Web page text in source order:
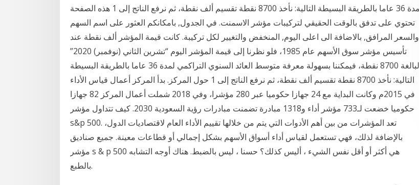
لمدة 36 عاما بالطريقة البسيطة التالية: نأخذ 8700 نقطة تقسيم ألف نقطة، ثم نرفع الناتج إلى 1 هذه الصفحة
تحتوي على تدفق بالوقت الحقيقي لتركيبات مؤشر الاسمنت. في الجدول, بامكانكم العثور على اسم السهم
والسعر المرافق, بالاضافة الى اعلى اليوم, المنخفض والتغيير لكل تركيبة. كانت قيمة المؤشر ألف نقطة عند
تأسيس مؤشر سوق الأسهم عام 1985، فلو نظرنا إلى قيمة المؤشر اليوم “تشرين الثاني (نوفمبر) 2020”
البالغة 8700 نقطة، فيمكننا بسهولة معرفة متوسط العائد السنوي التراكمي لمدة 36 عاما بالطريقة البسيطة
التالية: نأخذ 8700 نقطة تقسيم ألف نقطة، ثم نرفع الناتج إلى 1 حول المركز. بدأ المركز أعمال قياس الأداء
في 2015م وكانت البداية مع 24 جهازا حكوميا عبر 280 مؤشرا، وفي 2018 شملت أعمال المركز 82 جهازا
حكوميا خضعت لـ733 مؤشر أداء و1318 مبادرة تضمنت مبادرات رؤية السعودية 2030. كيف تتداول مؤشر
s&p 500. تعد المؤشرات من بين أهم الأدوات التي يتم من خلالها تقييم الأداء العام لاقتصاديات الدول،
بالإضافة لذلك، فهي تستعمل لقياس أداء أسواق الأسهم بشكل إجمالي أو قطاعات معينة. جميع صناديق
مؤشر s & p 500 هي أكثر أو أقل نفس الشيء ، أليس كذلك؟ حسنا ، ليس بالضبط. هناك أوجه التشابه
بالطبع.